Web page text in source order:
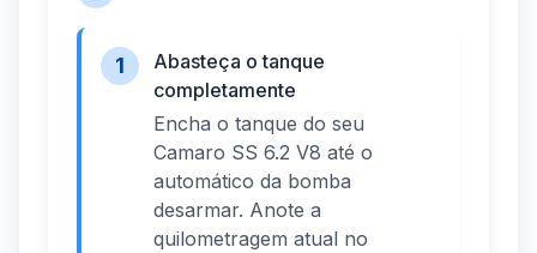
1
Abasteça o tanque
completamente
Encha o tanque do seu
Camaro SS 6.2 V8 até o
automático da bomba
desarmar. Anote a
quilometragem atual no